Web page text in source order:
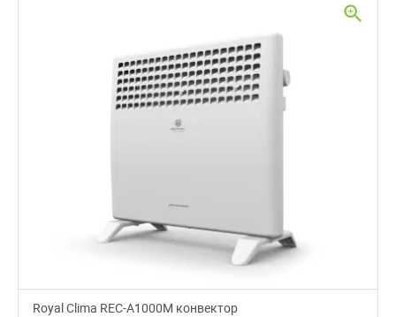
Royal Clima REC-A1000M конвектор
zoom_in